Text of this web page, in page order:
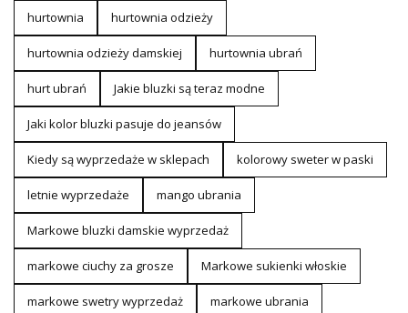
hurtownia hurtownia odzieży
hurtownia odzieży damskiej hurtownia ubrań
hurt ubrań Jakie bluzki są teraz modne
Jaki kolor bluzki pasuje do jeansów
Kiedy są wyprzedaże w sklepach kolorowy sweter w paski
letnie wyprzedaże mango ubrania
Markowe bluzki damskie wyprzedaż
markowe ciuchy za grosze Markowe sukienki włoskie
markowe swetry wyprzedaż markowe ubrania